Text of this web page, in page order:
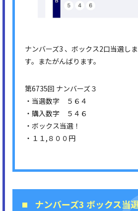
ナンバーズ3 、ボックス2口当選し
す。またがんばります。
第6735回 ナンバーズ３
・当選数字 ５６４
・購入数字 ５４６
・ボックス当選！
・１１,８００円
ナンバーズ3 ボックス当